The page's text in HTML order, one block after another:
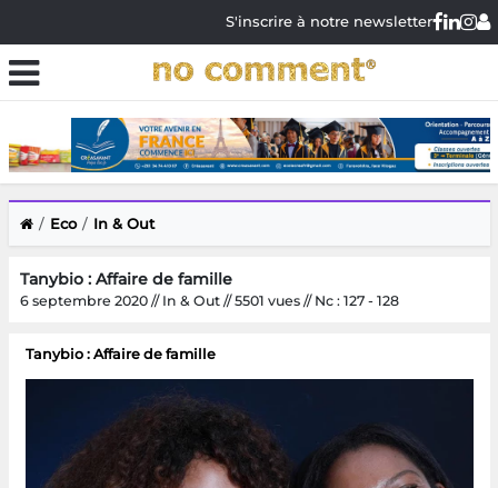
S'inscrire à notre newsletter
Eco In & Out
Tanybio : Affaire de famille
6 septembre 2020 // In & Out // 5501 vues // Nc : 127 - 128
Tanybio : Affaire de famille